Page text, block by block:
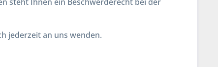
jederzeit an uns wenden.